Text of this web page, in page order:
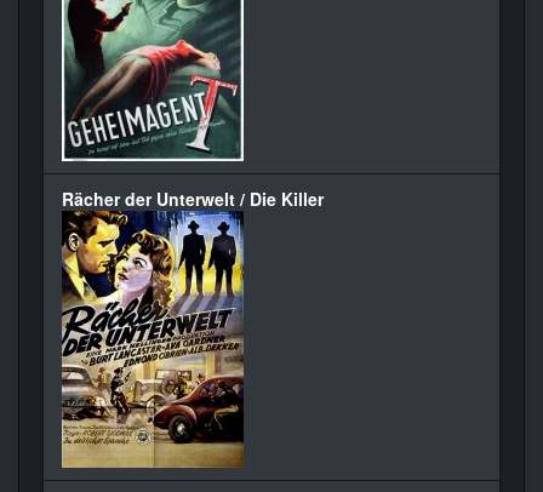
Rächer der Unterwelt / Die Killer